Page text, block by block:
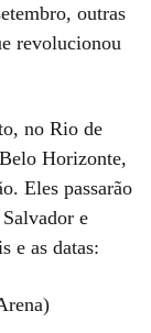
outras
revolucionou
no Rio de
Horizonte,
Eles passarão
e
e as datas: